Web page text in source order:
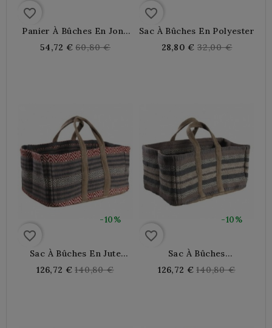
favorite_border
Panier À Bûches En Jonc
Et Cuir
54,72 € Regular
60,80 €
favorite_border
Sac À Bûches En Polyester
28,80 € Regular
32,00 €
-10%
favorite_border
Sac À Bûches En Jute
Coloré
126,72 € Regular
140,80 €
-10%
favorite_border
Sac À Bûches
Rectangulaire En Jute
Coloré
126,72 € Regular
140,80 €